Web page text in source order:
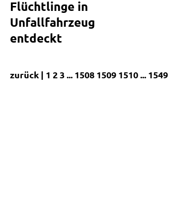
Flüchtlinge in
Unfallfahrzeug
entdeckt
zurück | 1 23 ... 1508 1509 1510... 1549